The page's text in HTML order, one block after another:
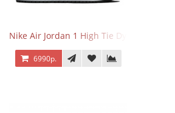
Nike Air Jordan 1 High Tie Dye
6990р.